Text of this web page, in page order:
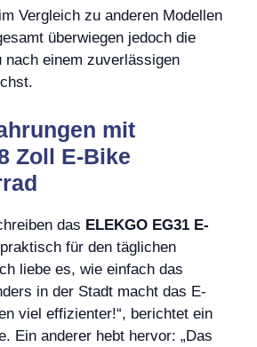
Vergleich zu anderen Modellen
überwiegen jedoch die
nach einem zuverlässigen
mit
Zoll E-Bike
das ELEKGO EG31 E-
für den täglichen
liebe es, wie einfach das
in der Stadt macht das E-
viel effizienter!“, berichtet ein
Ein anderer hebt hervor: „Das